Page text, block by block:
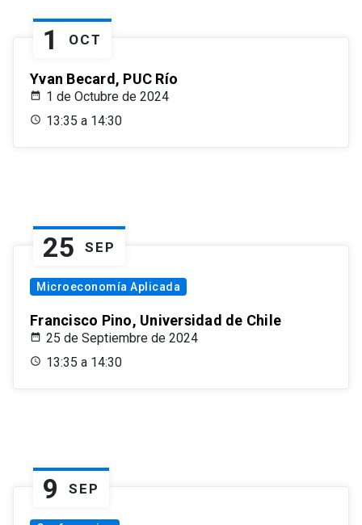
1 OCT
Yvan Becard, PUC Río
1 de Octubre de 2024
13:35 a 14:30
25 SEP
Microeconomía Aplicada
Francisco Pino, Universidad de Chile
25 de Septiembre de 2024
13:35 a 14:30
9 SEP